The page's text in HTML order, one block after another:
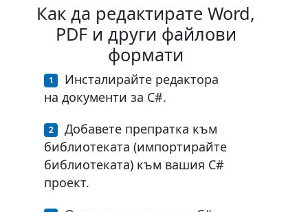
Как да редактирате Word,
PDF и други файлови
формати
Инсталирайте редактора
на документи за C#.
Добавете препратка към
библиотеката (импортирайте
библиотеката) към вашия C#
проект.